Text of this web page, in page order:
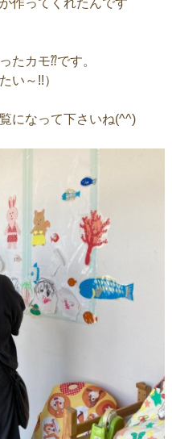
作ってくれたんです
たカモ⁇です。
い～!!）
になって下さいね(^^)